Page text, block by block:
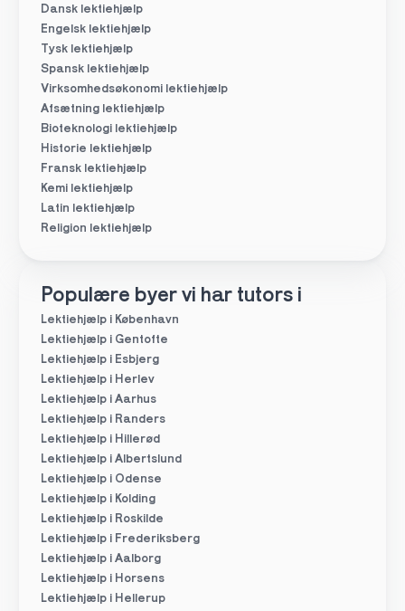
Dansk lektiehjælp
Engelsk lektiehjælp
Tysk lektiehjælp
Spansk lektiehjælp
Virksomhedsøkonomi lektiehjælp
Afsætning lektiehjælp
Bioteknologi lektiehjælp
Historie lektiehjælp
Fransk lektiehjælp
Kemi lektiehjælp
Latin lektiehjælp
Religion lektiehjælp
Populære byer vi har tutors i
Lektiehjælp i København
Lektiehjælp i Gentofte
Lektiehjælp i Esbjerg
Lektiehjælp i Herlev
Lektiehjælp i Aarhus
Lektiehjælp i Randers
Lektiehjælp i Hillerød
Lektiehjælp i Albertslund
Lektiehjælp i Odense
Lektiehjælp i Kolding
Lektiehjælp i Roskilde
Lektiehjælp i Frederiksberg
Lektiehjælp i Aalborg
Lektiehjælp i Horsens
Lektiehjælp i Hellerup